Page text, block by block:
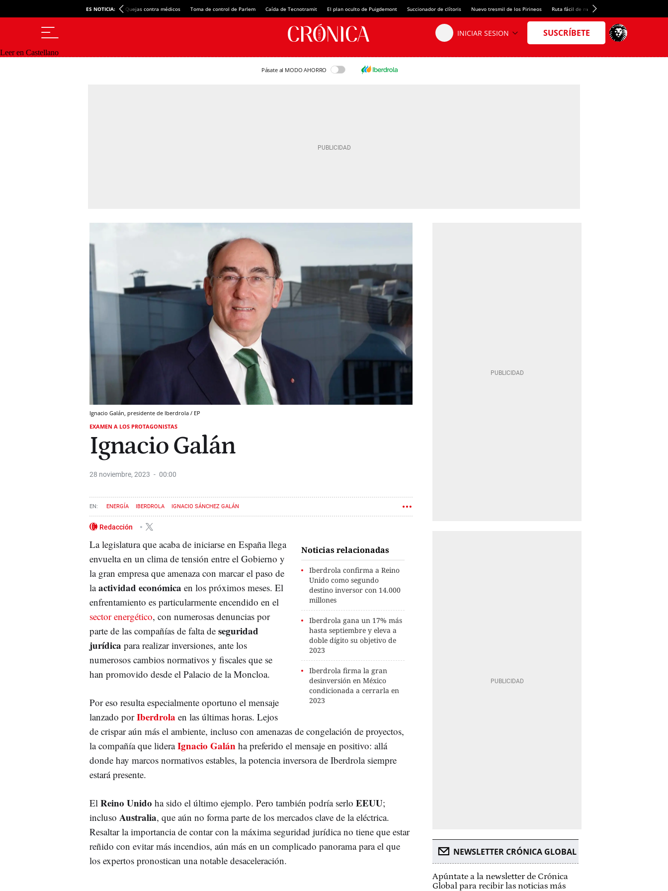
ES NOTICIA: Quejas contra médicos Toma de control de Parlem Caída de Tecnotramit El plan oculto de Puigdemont Succionador de clítoris Nuevo tresmil de los Pirineos Ruta fácil de montaña
Leer en Castellano
Pásate al MODO AHORRO
Ignacio Galán, presidente de Iberdrola / EP
EXAMEN A LOS PROTAGONISTAS
Ignacio Galán
28 noviembre, 2023 00:00
ENERGÍA IBERDROLA IGNACIO SÁNCHEZ GALÁN
Redacción
Noticias relacionadas
Iberdrola confirma a Reino
Unido como segundo
destino inversor con 14.000
millones
Iberdrola gana un 17% más
hasta septiembre y eleva a
doble dígito su objetivo de
2023
Iberdrola firma la gran
desinversión en México
condicionada a cerrarla en
2023
La legislatura que acaba de iniciarse en España llega
envuelta en un clima de tensión entre el Gobierno y
la gran empresa que amenaza con marcar el paso de
laactividad económica en los próximos meses. El
enfrentamiento es particularmente encendido en el
sector energético, con numerosas denuncias por
parte de las compañías de falta de seguridad
jurídica para realizar inversiones, ante los
numerosos cambios normativos y fiscales que se
han promovido desde el Palacio de la Moncloa.
Por eso resulta especialmente oportuno el mensaje
lanzado porIberdrola en las últimas horas. Lejos
de crispar aún más el ambiente, incluso con amenazas de congelación de proyectos,
la compañía que lideraIgnacio Galán ha preferido el mensaje en positivo: allá
donde hay marcos normativos estables, la potencia inversora de Iberdrola siempre
estará presente.
El Reino Unido ha sido el último ejemplo. Pero también podría serlo EEUU;
incluso Australia, que aún no forma parte de los mercados clave de la eléctrica.
Resaltar la importancia de contar con la máxima seguridad jurídica no tiene que estar
reñido con evitar más incendios, aún más en un complicado panorama para el que
los expertos pronostican una notable desaceleración.
NEWSLETTER CRÓNICA GLOBAL
Apúntate a la newsletter de Crónica
Global para recibir las noticias más